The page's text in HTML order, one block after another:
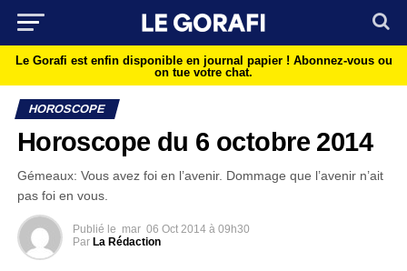
Le Gorafi est enfin disponible en journal papier ! Abonnez-vous ou
on tue votre chat.
HOROSCOPE
Horoscope du 6 octobre 2014
Gémeaux: Vous avez foi en l’avenir. Dommage que l’avenir n’ait
pas foi en vous.
Publié le mar 06 Oct 2014 à 09h30
Par La Rédaction